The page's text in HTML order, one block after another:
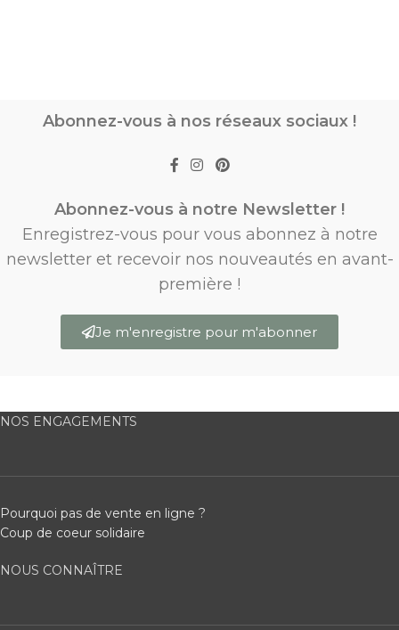
Abonnez-vous à nos réseaux sociaux !
Abonnez-vous à notre Newsletter !
Enregistrez-vous pour vous abonnez à notre
newsletter et recevoir nos nouveautés en avant-
première !
Je m'enregistre pour m'abonner
NOS ENGAGEMENTS
Pourquoi pas de vente en ligne ?
Coup de coeur solidaire
NOUS CONNAÎTRE